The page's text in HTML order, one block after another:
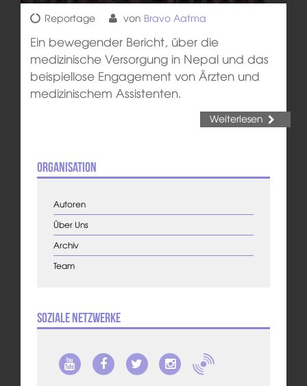
Reportage von Bravo Aatma
Ein bewegender Bericht, über die
medizinische Versorgung in Nepal und das
beispiellose Engagement von Ärzten und
medizinischem Assistenten.
Weiterlesen
Organisation
Autoren
Über Uns
Archiv
Team
Soziale Netzwerke